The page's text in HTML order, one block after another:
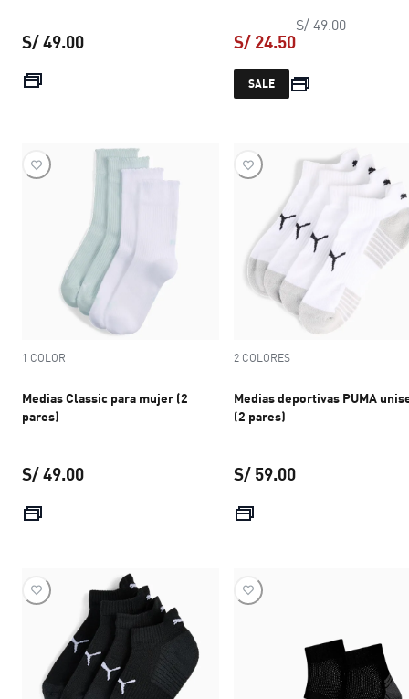
S/ 49.00
S/ 49.00precio
S/ 24.50
precio actual S/
SALE
1 COLOR
Medias Classic para mujer (2
pares)
S/ 49.00
2 COLORES
Medias deportivas PUMA
(2 pares)
S/ 59.00